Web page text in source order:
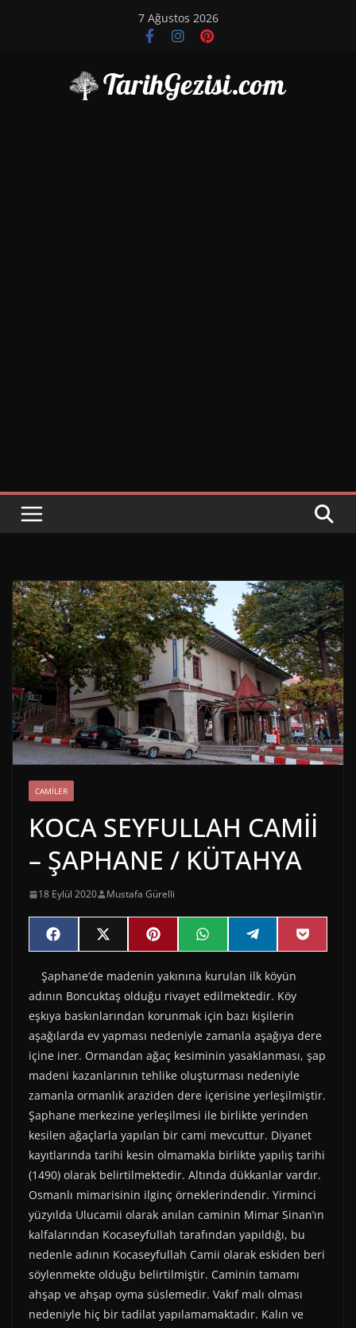
7 Ağustos 2026
CAMILER
KOCA SEYFULLAH CAMİİ
– ŞAPHANE / KÜTAHYA
18 Eylül 2020 Mustafa Gürelli
Share
on
F
a
e
b
o
o
k
Share
on
X
(
w
i
t
t
e
r
)
Share
on
P
i
t
e
r
e
s
t
Share
on
W
h
t
s
A
p
p
Share
on
e
e
g
r
a
m
Share
on
P
o
Şaphane’de madenin yakınına kurulan ilk köyün
adının Boncuktaş olduğu rivayet edilmektedir. Köy
eşkıya baskınlarından korunmak için bazı kişilerin
aşağılarda ev yapması nedeniyle zamanla aşağıya dere
içine iner. Ormandan ağaç kesiminin yasaklanması, şap
madeni kazanlarının tehlike oluşturması nedeniyle
zamanla ormanlık araziden dere içerisine yerleşilmiştir.
Şaphane merkezine yerleşilmesi ile birlikte yerinden
kesilen ağaçlarla yapılan bir cami mevcuttur. Diyanet
kayıtlarında tarihi kesin olmamakla birlikte yapılış tarihi
(1490) olarak belirtilmektedir. Altında dükkanlar vardır.
Osmanlı mimarisinin ilginç örneklerindendir. Yirminci
yüzyılda Ulucamii olarak anılan caminin Mimar Sinan’ın
kalfalarından Kocaseyfullah tarafından yapıldığı, bu
nedenle adının Kocaseyfullah Camii olarak eskiden beri
söylenmekte olduğu belirtilmiştir. Caminin tamamı
ahşap ve ahşap oyma süslemedir. Vakıf malı olması
nedeniyle hiç bir tadilat yapılamamaktadır. Kalın ve